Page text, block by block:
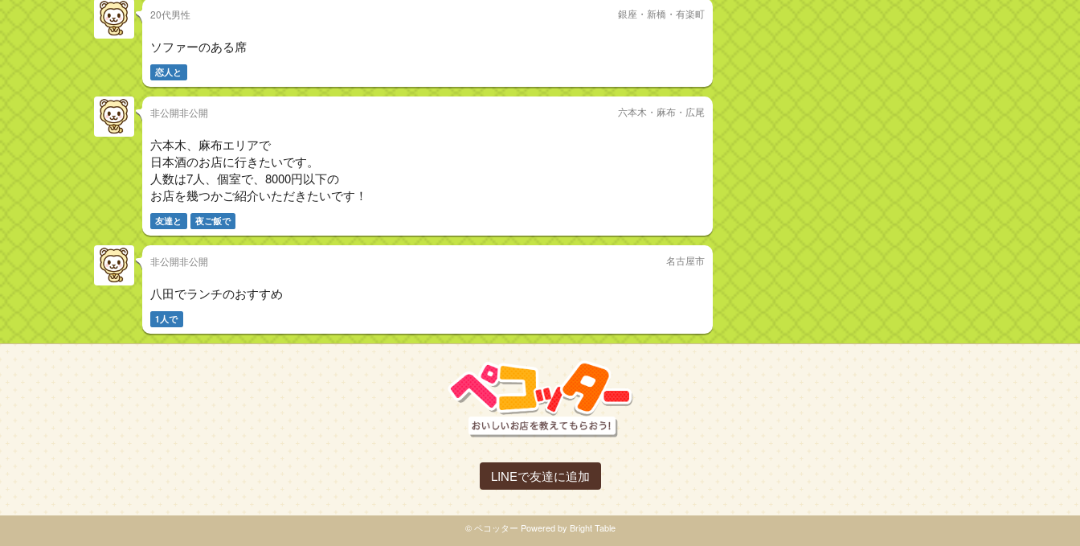
20代男性 銀座・新橋・有楽町
ソファーのある席
恋人と
非公開非公開 六本木・麻布・広尾
六本木、麻布エリアで
日本酒のお店に行きたいです。
人数は7人、個室で、8000円以下の
お店を幾つかご紹介いただきたいです！
友達と 夜ご飯で
非公開非公開 名古屋市
八田でランチのおすすめ
1人で
LINEで友達に追加
© ペコッター Powered by Bright Table